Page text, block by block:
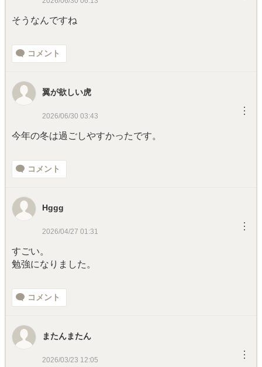
そうなんですね
コメント
翼が欲しい虎
2026/06/30 03:43 ︙
今年の冬は過ごしやすかったです。
コメント
Hggg
2026/04/27 01:31 ︙
すごい。
勉強になりました。
コメント
またんまたん
2026/03/23 12:05 ︙